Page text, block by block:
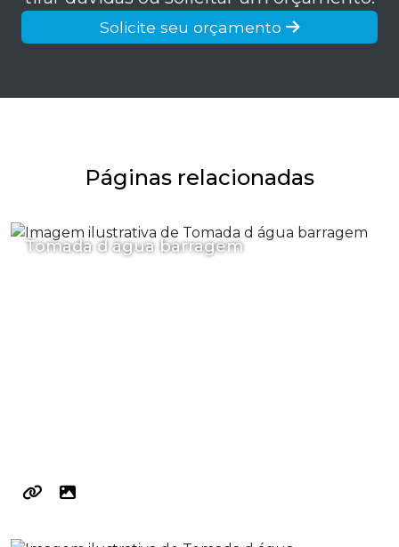
Solicite seu orçamento
Páginas relacionadas
Tomada d água barragem